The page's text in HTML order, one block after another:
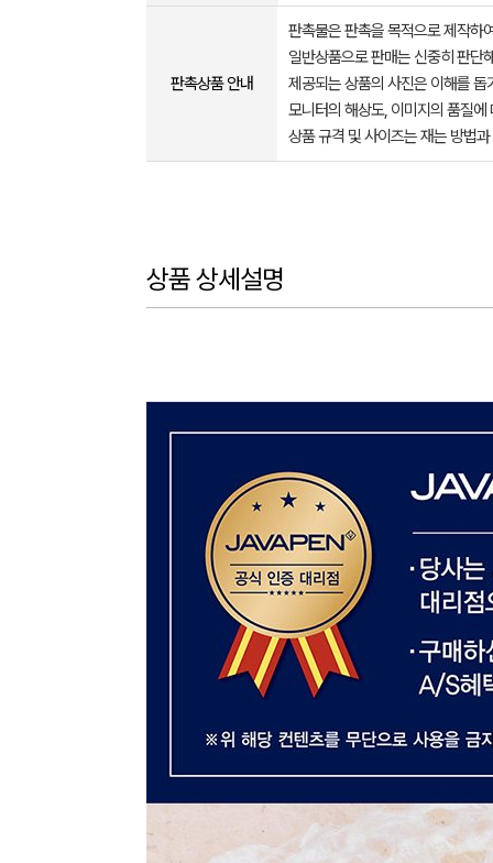
판촉상품 안내
판촉물은 판촉을 목적으로 제작하
일반상품으로 판매는 신중히 판단
제공되는 상품의 사진은 이해를
모니터의 해상도, 이미지의 품질
상품 규격 및 사이즈는 재는 방법
상품 상세설명